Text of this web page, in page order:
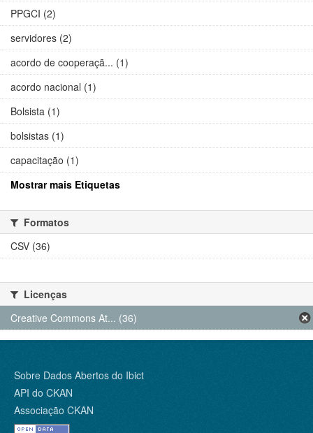
PPGCI (2)
servidores (2)
acordo de cooperaçã... (1)
acordo nacional (1)
Bolsista (1)
bolsistas (1)
capacitação (1)
Mostrar mais Etiquetas
Formatos
CSV (36)
Licenças
Creative Commons At... (36)
Sobre Dados Abertos do Ibict
API do CKAN
Associação CKAN